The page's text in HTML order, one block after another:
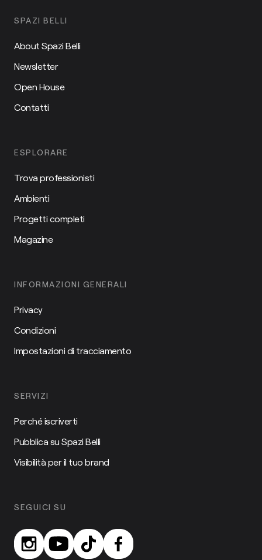
SPAZI BELLI
About Spazi Belli
Newsletter
Open House
Contatti
ESPLORARE
Trova professionisti
Ambienti
Progetti completi
Magazine
INFORMAZIONI GENERALI
Privacy
Condizioni
Impostazioni di tracciamento
SERVIZI
Perché iscriverti
Pubblica su Spazi Belli
Visibilità per il tuo brand
SEGUICI SU